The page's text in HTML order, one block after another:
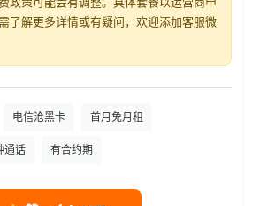
了解更多详情或有疑问，欢迎添加客服微
电信沧黑卡 首月免月租
通话 有合约期